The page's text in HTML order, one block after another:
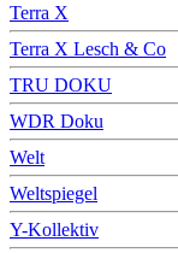
Terra X
Terra X Lesch & Co
TRU DOKU
WDR Doku
Welt
Weltspiegel
Y-Kollektiv